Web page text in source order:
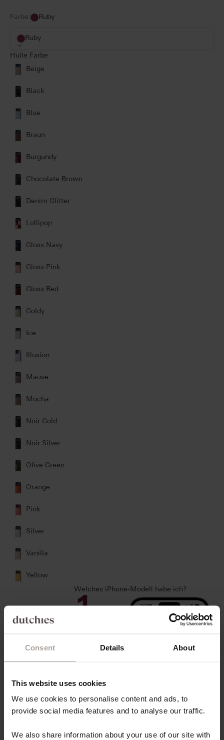
Consent Details About
This website uses cookies
We use cookies to personalise content and ads, to
provide social media features and to analyse our traffic.
We also share information about your use of our site with
Farbe: Ruby
Ruby
Hülle Farbe
Beige
Black
Blue
Braun
Burgundy
Chocolate Brown
Denim Glitter
Lollipop
Gloss Navy
Gloss Pink
Gloss Red
Goldy
Ice
Illusion
Mauve
Mocha
Noir Gold
Noir Silver
Olive Green
Orange
Pink
Silver
Vanilla
Yellow
Welches iPhone-Modell habe ich?
1
„Allgemein“ in